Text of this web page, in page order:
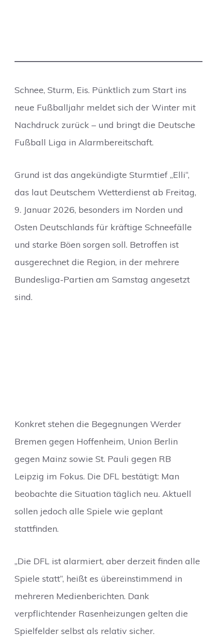
Schnee, Sturm, Eis. Pünktlich zum Start ins
neue Fußballjahr meldet sich der Winter mit
Nachdruck zurück – und bringt die Deutsche
Fußball Liga in Alarmbereitschaft.
Grund ist das angekündigte Sturmtief „Elli“,
das laut Deutschem Wetterdienst ab Freitag,
9. Januar 2026, besonders im Norden und
Osten Deutschlands für kräftige Schneefälle
und starke Böen sorgen soll. Betroffen ist
ausgerechnet die Region, in der mehrere
Bundesliga-Partien am Samstag angesetzt
sind.
Konkret stehen die Begegnungen Werder
Bremen gegen Hoffenheim, Union Berlin
gegen Mainz sowie St. Pauli gegen RB
Leipzig im Fokus. Die DFL bestätigt: Man
beobachte die Situation täglich neu. Aktuell
sollen jedoch alle Spiele wie geplant
stattfinden.
„Die DFL ist alarmiert, aber derzeit finden alle
Spiele statt“, heißt es übereinstimmend in
mehreren Medienberichten. Dank
verpflichtender Rasenheizungen gelten die
Spielfelder selbst als relativ sicher.